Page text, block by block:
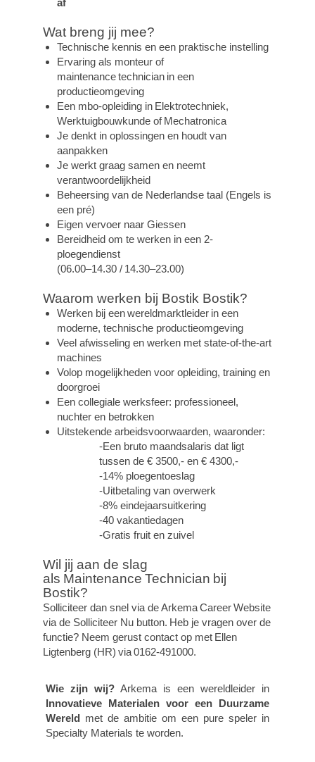
af
Wat breng jij mee?
Technische kennis en een praktische instelling
Ervaring als monteur of
maintenance technician in een
productieomgeving
Een mbo-opleiding in Elektrotechniek,
Werktuigbouwkunde of Mechatronica
Je denkt in oplossingen en houdt van
aanpakken
Je werkt graag samen en neemt
verantwoordelijkheid
Beheersing van de Nederlandse taal (Engels is
een pré)
Eigen vervoer naar Giessen
Bereidheid om te werken in een 2-
ploegendienst
(06.00–14.30 / 14.30–23.00)
Waarom werken bij Bostik Bostik?
Werken bij een wereldmarktleider in een
moderne, technische productieomgeving
Veel afwisseling en werken met state-of-the-art
machines
Volop mogelijkheden voor opleiding, training en
doorgroei
Een collegiale werksfeer: professioneel,
nuchter en betrokken
Uitstekende arbeidsvoorwaarden, waaronder:
-Een bruto maandsalaris dat ligt
tussen de € 3500,- en € 4300,-
-14% ploegentoeslag
-Uitbetaling van overwerk
-8% eindejaarsuitkering
-40 vakantiedagen
-Gratis fruit en zuivel
Wil jij aan de slag
als Maintenance Technician bij
Bostik?
Solliciteer dan snel via de ArkemaCareerWebsite
via de Solliciteer Nu button. Heb je vragen over de
functie? Neem gerust contact op met Ellen
Ligtenberg (HR) via0162-491000.
Wie zijn wij? Arkema is een wereldleider in
Innovatieve Materialen voor een Duurzame
Wereld met de ambitie om een pure speler in
Specialty Materials te worden.